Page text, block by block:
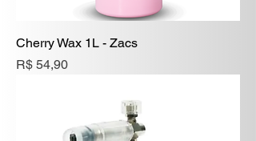
Cherry Wax 1L - Zacs
Preço
R$ 54,90